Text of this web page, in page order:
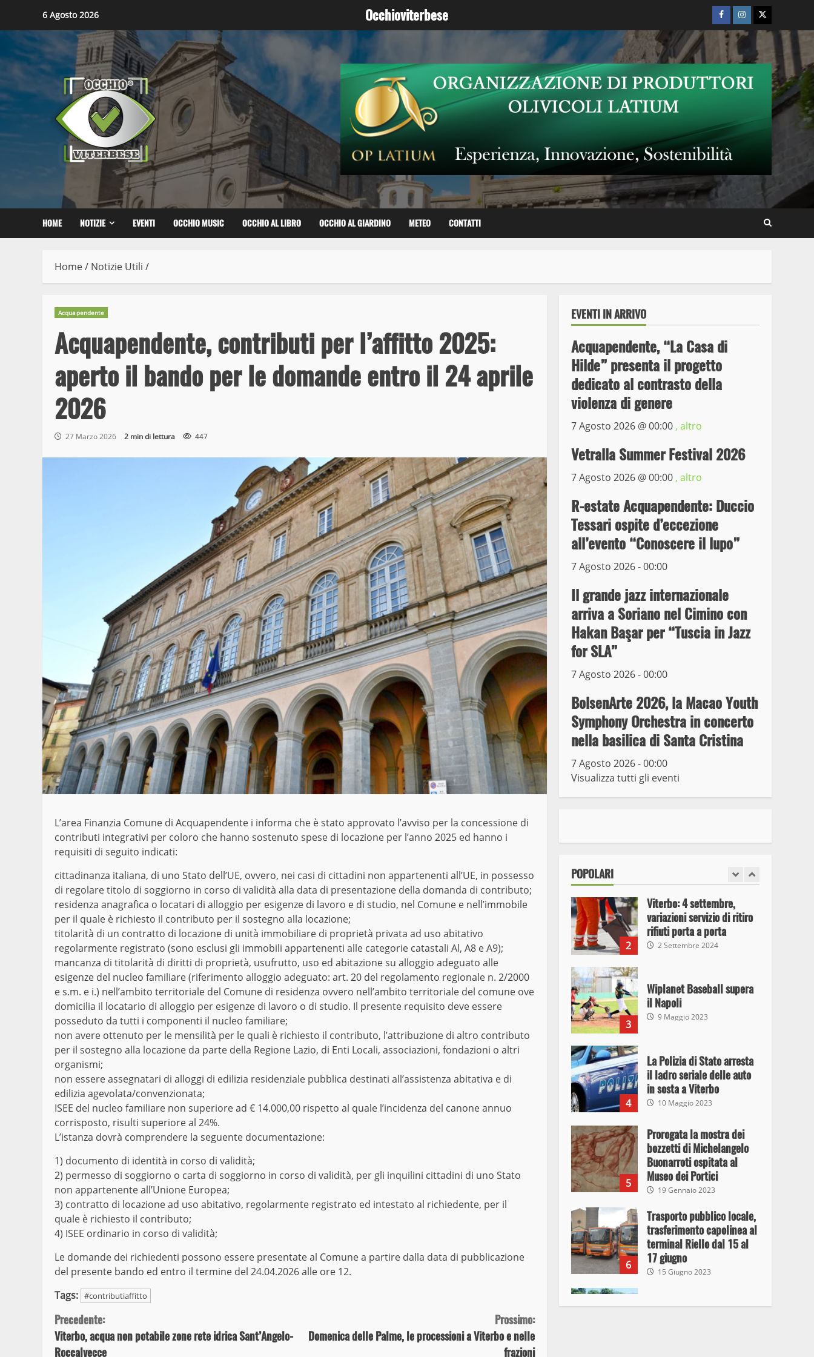
content
6 Agosto 2026 Occhioviterbese Facebook
Instagram
Twitter
HOME NOTIZIE EVENTI OCCHIO MUSIC OCCHIO AL LIBRO OCCHIO AL GIARDINO METEO CONTATTI
Home/ Notizie Utili /
Acquapendente
Acquapendente, contributi per l’affitto 2025:
aperto il bando per le domande entro il 24 aprile
2026
27 Marzo 2026 2 min di lettura 447
L’area Finanzia Comune di Acquapendente i informa che è stato approvato l’avviso per la concessione di
contributi integrativi per coloro che hanno sostenuto spese di locazione per l’anno 2025 ed hanno i
requisiti di seguito indicati:
cittadinanza italiana, di uno Stato dell’UE, ovvero, nei casi di cittadini non appartenenti all’UE, in possesso
di regolare titolo di soggiorno in corso di validità alla data di presentazione della domanda di contributo;
residenza anagrafica o locatari di alloggio per esigenze di lavoro e di studio, nel Comune e nell’immobile
per il quale è richiesto il contributo per il sostegno alla locazione;
titolarità di un contratto di locazione di unità immobiliare di proprietà privata ad uso abitativo
regolarmente registrato (sono esclusi gli immobili appartenenti alle categorie catastali Al, A8 e A9);
mancanza di titolarità di diritti di proprietà, usufrutto, uso ed abitazione su alloggio adeguato alle
esigenze del nucleo familiare (riferimento alloggio adeguato: art. 20 del regolamento regionale n. 2/2000
e s.m. e i.) nell’ambito territoriale del Comune di residenza ovvero nell’ambito territoriale del comune ove
domicilia il locatario di alloggio per esigenze di lavoro o di studio. Il presente requisito deve essere
posseduto da tutti i componenti il nucleo familiare;
non avere ottenuto per le mensilità per le quali è richiesto il contributo, l’attribuzione di altro contributo
per il sostegno alla locazione da parte della Regione Lazio, di Enti Locali, associazioni, fondazioni o altri
organismi;
non essere assegnatari di alloggi di edilizia residenziale pubblica destinati all’assistenza abitativa e di
edilizia agevolata/convenzionata;
ISEE del nucleo familiare non superiore ad € 14.000,00 rispetto al quale l’incidenza del canone annuo
corrisposto, risulti superiore al 24%.
L’istanza dovrà comprendere la seguente documentazione:
1) documento di identità in corso di validità;
2) permesso di soggiorno o carta di soggiorno in corso di validità, per gli inquilini cittadini di uno Stato
non appartenente all’Unione Europea;
3) contratto di locazione ad uso abitativo, regolarmente registrato ed intestato al richiedente, per il
quale è richiesto il contributo;
4) ISEE ordinario in corso di validità;
Le domande dei richiedenti possono essere presentate al Comune a partire dalla data di pubblicazione
del presente bando ed entro il termine del 24.04.2026 alle ore 12.
Tags: #contributiaffitto
Continue
Reading
Precedente:
Viterbo, acqua non potabile zone rete idrica Sant’Angelo-
Roccalvecce
Prossimo:
Domenica delle Palme, le processioni a Viterbo e nelle
frazioni
EVENTI IN ARRIVO
Acquapendente, “La Casa di
Hilde” presenta il progetto
dedicato al contrasto della
violenza di genere
7 Agosto 2026 @00:00 , altro
Vetralla Summer Festival 2026
7 Agosto 2026 @00:00 , altro
R-estate Acquapendente: Duccio
Tessari ospite d’eccezione
all’evento “Conoscere il lupo”
7 Agosto 2026 - 00:00
Il grande jazz internazionale
arriva a Soriano nel Cimino con
Hakan Başar per “Tuscia in Jazz
for SLA”
7 Agosto 2026 - 00:00
BolsenArte 2026, la Macao Youth
Symphony Orchestra in concerto
nella basilica di Santa Cristina
7 Agosto 2026 - 00:00
Visualizza tutti gli eventi
POPOLARI
3
Wiplanet Baseball supera
9 Maggio 2023
4
La Polizia di Stato arresta
il ladro seriale delle auto
in sosta a Viterbo
10 Maggio 2023
5
Prorogata la mostra dei
bozzetti di Michelangelo
Buonarroti ospitata al
Museo dei Portici
19 Gennaio 2023
6
trasferimento capolinea al
17 giugno
15 Giugno 2023
7
Giochi Sportivi
Studenteschi di Atletica a
Viterbo
10 Maggio 2023
fini di spaccio di sostanze
2
Viterbo: 4 settembre,
variazioni servizio di ritiro
rifiuti porta a porta
2 Settembre 2024
3
Wiplanet Baseball supera
il Napoli
9 Maggio 2023
4
La Polizia di Stato arresta
il ladro seriale delle auto
in sosta a Viterbo
10 Maggio 2023
5
Prorogata la mostra dei
bozzetti di Michelangelo
Buonarroti ospitata al
Museo dei Portici
19 Gennaio 2023
6
Trasporto pubblico locale,
trasferimento capolinea al
terminal Riello dal 15 al
17 giugno
15 Giugno 2023
Giochi Sportivi